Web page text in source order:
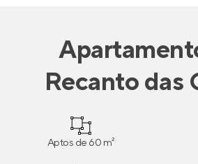
Recanto das
Aptos de 60 m²